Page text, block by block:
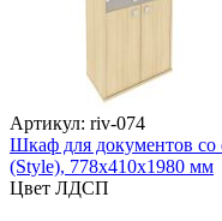
Артикул: riv-074
Шкаф для документов
(Style), 778х410х1980 мм
Цвет ЛДСП